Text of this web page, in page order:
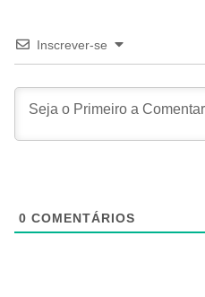
Inscrever-se
0 COMENTÁRIOS